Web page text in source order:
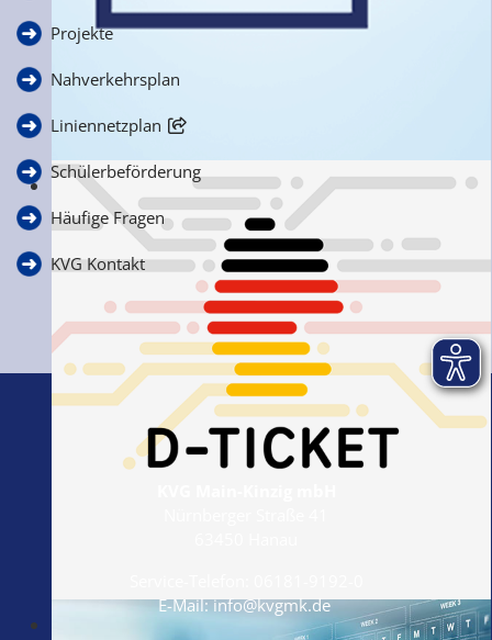
Ihre Anfragen, Anregungen & Kritik
Das Deutschlandticket
Projekte
Nahverkehrsplan
Liniennetzplan
Schülerbeförderung
Häufige Fragen
KVG Kontakt
E-Mail:info@kvgmk.de